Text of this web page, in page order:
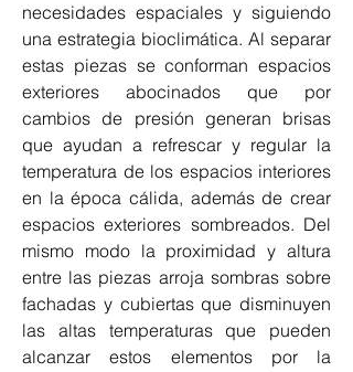
necesidades espaciales y siguiendo
una estrategia bioclimática. Al separar
estas piezas se conforman espacios
exteriores abocinados que por
cambios de presión generan brisas
que ayudan a refrescar y regular la
temperatura de los espacios interiores
en la época cálida, además de crear
espacios exteriores sombreados. Del
mismo modo la proximidad y altura
entre las piezas arroja sombras sobre
fachadas y cubiertas que disminuyen
las altas temperaturas que pueden
alcanzar estos elementos por la